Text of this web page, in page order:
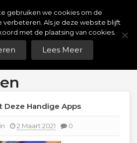
Puntenlijst
Punten Berekenen!
Deze Handige Apps
2 Maart 2021 0
gebruiken we cookies om de
verbeteren. Als je deze website blijft
met de plaatsing van cookies.
Lees Meer